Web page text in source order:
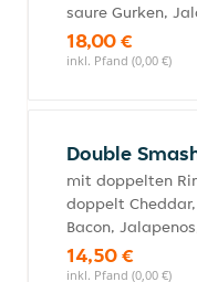
saure Gurken,
18,00 €
inkl. Pfand (0,00 €)
Double
mit doppelten
doppelt
Bacon,
14,50 €
inkl. Pfand (0,00 €)